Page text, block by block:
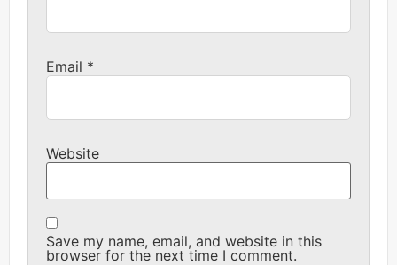
Email *
Website
Save my name, email, and website in this
browser for the next time I comment.